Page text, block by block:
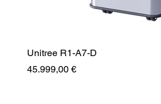
Unitree R1-A7-D
Prezzo
45.999,00 €